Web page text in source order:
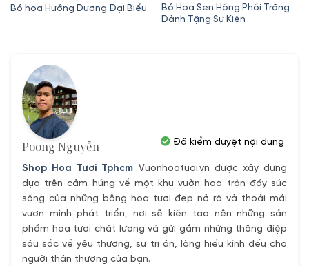
Bó hoa Hướng Dương Đại Biểu
gốc
hiện
Bó Hoa Sen Hồng Phối Trắng
Dành Tặng Sự Kiện
gốc
là:
hiện
Poong Nguyễn
Shop Hoa Tươi Tphcm Vuonhoatuoi.vn được xây dựng
dựa trên cảm hứng về một khu vườn hoa tràn đầy sức
sống của những bông hoa tươi đẹp nở rộ và thoải mái
vươn mình phát triển, nơi sẽ kiến tạo nên những sản
phẩm hoa tươi chất lượng và gửi gắm những thông điệp
sâu sắc về yêu thương, sự tri ân, lòng hiếu kính đếu cho
người thân thương của bạn.
Đã kiểm duyệt nội dung